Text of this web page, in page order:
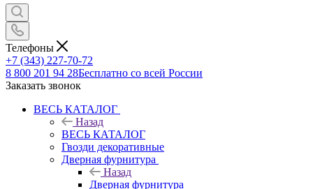
Телефоны
+7 (343) 227-70-72
8 800 201 94 28Бесплатно со всей России
Заказать звонок
ВЕСЬ КАТАЛОГ
Назад
ВЕСЬ КАТАЛОГ
Гвозди декоративные
Дверная фурнитура
Назад
Дверная фурнитура